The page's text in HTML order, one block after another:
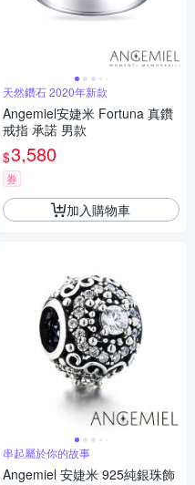
天然鑽石 2020年新款
Angemiel安婕米 Fortuna 真鑽
戒指 承諾 男款
$3,580
券
加入購物車
串起屬於你的故事
Angemiel 安婕米 925純銀珠飾